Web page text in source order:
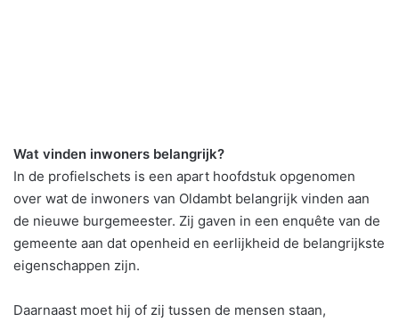
Wat vinden inwoners belangrijk?
In de profielschets is een apart hoofdstuk opgenomen
over wat de inwoners van Oldambt belangrijk vinden aan
de nieuwe burgemeester. Zij gaven in een enquête van de
gemeente aan dat openheid en eerlijkheid de belangrijkste
eigenschappen zijn.
Daarnaast moet hij of zij tussen de mensen staan,